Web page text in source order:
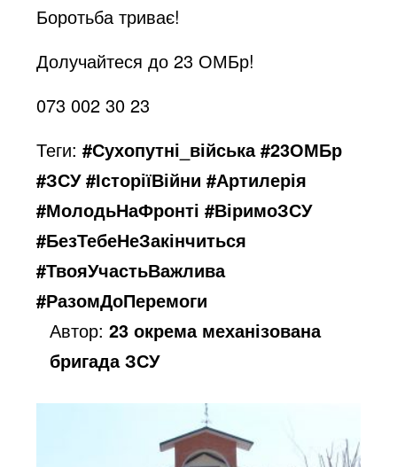
Боротьба триває!
Долучайтеся до 23 ОМБр!
073 002 30 23
Теги:#Сухопутні_війська #23ОМБр
#ЗСУ #ІсторіїВійни #Артилерія
#МолодьНаФронті #ВіримоЗСУ
#БезТебеНеЗакінчиться
#ТвояУчастьВажлива
#РазомДоПеремоги
Автор:23 окрема механізована
бригада ЗСУ